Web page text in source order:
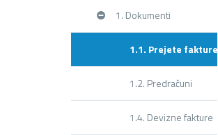
1. Dokumenti
1.1. Prejete fakture
1.2. Predračuni
1.4. Devizne fakture